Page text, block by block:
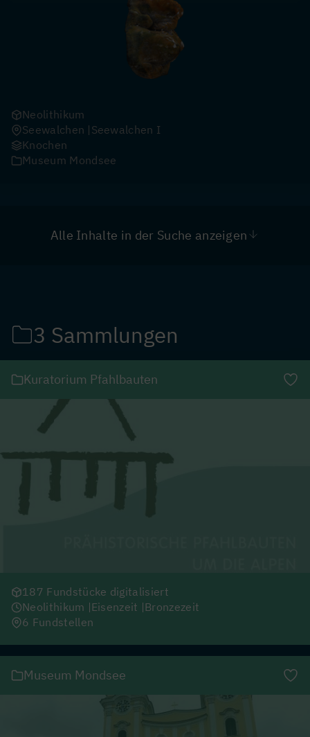
Neolithikum
Seewalchen Seewalchen I
Knochen
Museum Mondsee
Alle Inhalte in der Suche anzeigen
3 Sammlungen
Kuratorium Pfahlbauten
187 Fundstücke digitalisiert
Neolithikum Eisenzeit Bronzezeit
6 Fundstellen
Museum Mondsee